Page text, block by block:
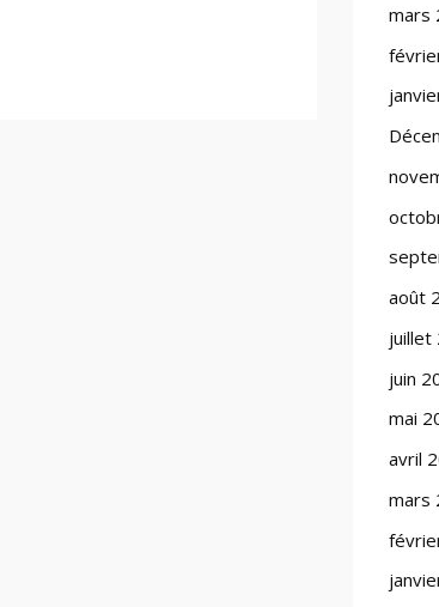
mars
août
juillet
juin
mai
avril
mars